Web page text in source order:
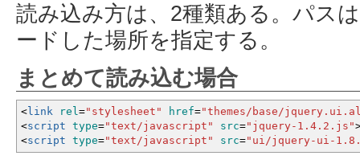
読み込み方は、2種類ある。パス
ードした場所を指定する。
まとめて読み込む場合
<link rel="stylesheet" href="themes/base/
<script type="text/javascript" src="jquery-1.4.2.js"
<script type="text/javascript" src="ui/jquery-ui-